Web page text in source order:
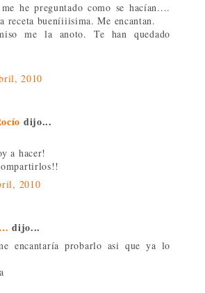
he preguntado como se hacían....
receta bueníiiisima. Me encantan.
me la anoto. Te han quedado
2010
dijo...
a hacer!
2010
dijo...
encantaría probarlo asi que ya lo